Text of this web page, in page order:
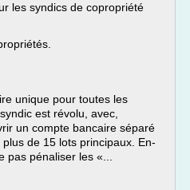
les syndics de copropriété
unique pour toutes les
est révolu, avec,
un compte bancaire séparé
de 15 lots principaux. En-
pénaliser les «...